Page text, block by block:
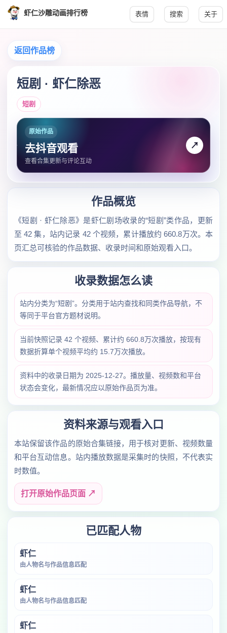
虾仁沙雕动画排行榜 表情 搜索 关于
返回作品榜
短剧 · 虾仁除恶
短剧
原始作品
去抖音观看
查看合集更新与评论互动
↗
作品概览
《短剧 · 虾仁除恶》是虾仁剧场收录的“短剧”类作品，更新
至 42 集，站内记录 42 个视频，累计播放约 660.8万次。本
页汇总可核验的作品数据、收录时间和原始观看入口。
收录数据怎么读
站内分类为“短剧”。分类用于站内查找和同类作品导航，不
等同于平台官方题材说明。
当前快照记录 42 个视频、累计约 660.8万次播放，按现有
数据折算单个视频平均约 15.7万次播放。
资料中的收录日期为 2025-12-27。播放量、视频数和平台
状态会变化，最新情况应以原始作品页为准。
资料来源与观看入口
本站保留该作品的原始合集链接，用于核对更新、视频数量
和平台互动信息。站内播放数据是采集时的快照，不代表实
时数值。
打开原始作品页面 ↗
已匹配人物
虾仁
由人物名与作品信息匹配
虾仁
由人物名与作品信息匹配
虾仁